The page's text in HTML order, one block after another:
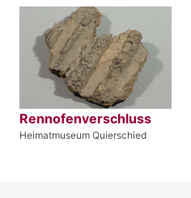
Rennofenverschluss
Heimatmuseum Quierschied